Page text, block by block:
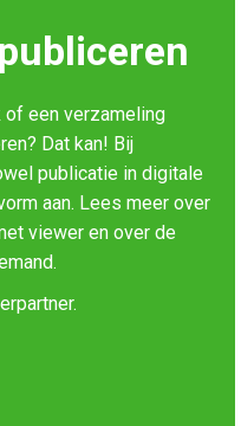
of een verzameling
Dat kan! Bij
publicatie in digitale
aan. Lees meer over
viewer en over de